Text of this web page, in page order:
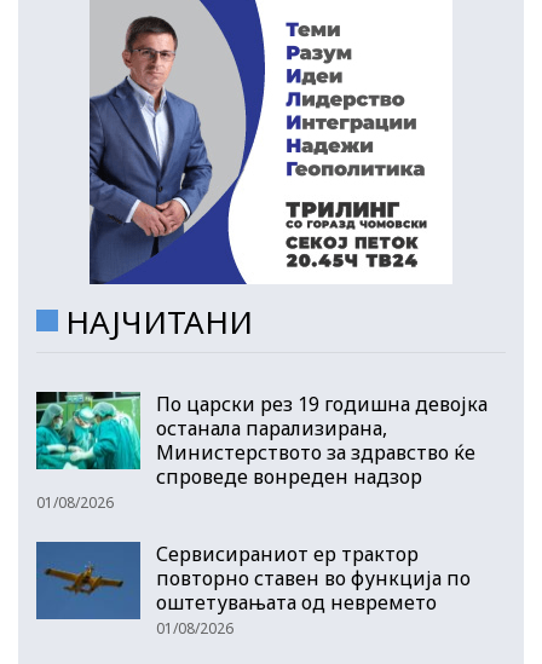
НАЈЧИТАНИ
По царски рез 19 годишна девојка
останала парализирана,
Министерството за здравство ќе
спроведе вонреден надзор
01/08/2026
Сервисираниот ер трактор
повторно ставен во функција по
оштетувањата од невремето
01/08/2026